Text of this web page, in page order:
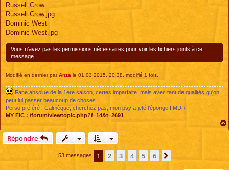
Russell Crow
Russell Crow.jpg
Dominic West
Dominic West.jpg
Vous n’avez pas les permissions nécessaires pour voir les fichiers joints à ce
message.
Modifié en dernier parAnza le 01 03 2015, 20:38, modifié 1 fois.
Fane absolue de la 1ère saison, certes imparfaite, mais avec tant de qualités qu'on
peut lui passer beaucoup de choses !
Perso préféré : Calmèque, cherchez pas, mon psy a jeté l'éponge ! MDR
MY FIC : /forum/viewtopic.php?f=14&t=2691
Répondre
53 messages 1 2 3 4 5 6 Suivante